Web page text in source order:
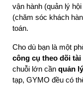
vận hành (quản lý
(chăm sóc khách
toán.
công cụ theo dõi
chuỗi lớn cần quản
tạp, GYMO đều có